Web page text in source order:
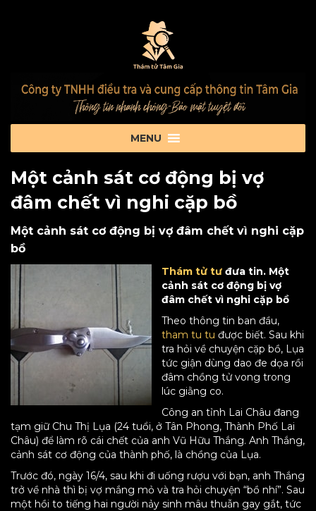
Một cảnh sát cơ động bị vợ
đâm chết vì nghi cặp bồ
Một cảnh sát cơ động bị vợ đâm chết vì nghi cặp
bồ
Thám tử tư đưa tin. Một
cảnh sát cơ động bị vợ
đâm chết vì nghi cặp bồ
Theo thông tin ban đầu,
tham tu tu được biết. Sau khi
tra hỏi về chuyện cặp bồ, Lụa
tức giận dùng dao đe dọa rồi
đâm chồng tử vong trong
lúc giằng co.
Công an tỉnh Lai Châu đang
tạm giữ Chu Thị Lụa (24 tuổi, ở Tân Phong, Thành Phố Lai
Châu) để làm rõ cái chết của anh Vũ Hữu Thắng. Anh Thắng,
cảnh sát cơ động của thành phố, là chồng của Lụa.
Trước đó, ngày 16/4, sau khi đi uống rượu với bạn, anh Thắng
trở về nhà thì bị vợ mắng mỏ và tra hỏi chuyện “bồ nhí”. Sau
một hồi to tiếng hai người nảy sinh mâu thuẫn gay gắt, tức